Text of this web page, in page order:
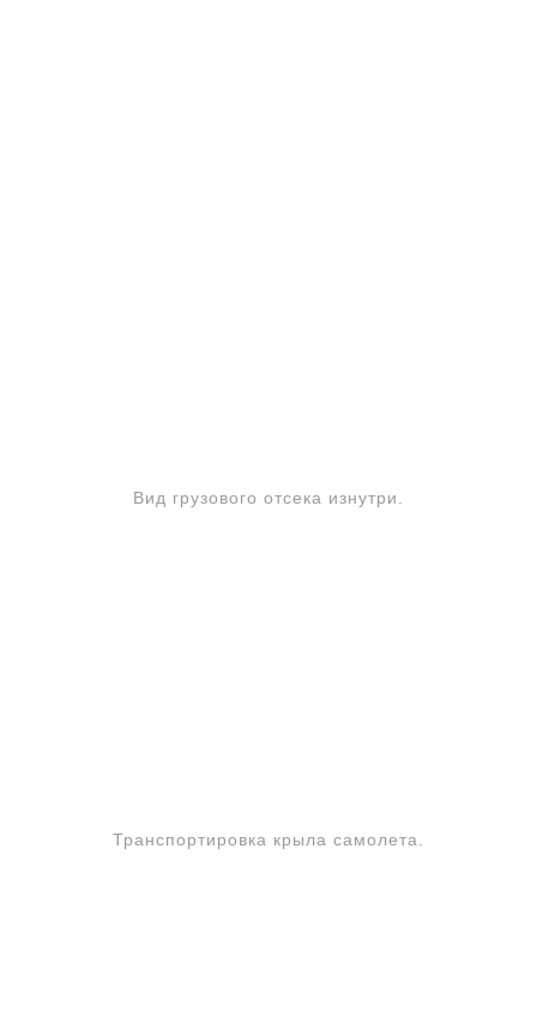
Вид грузового отсека изнутри.
Транспортировка крыла самолета.